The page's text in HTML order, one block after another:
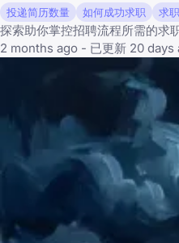
投递简历数量 如何成功求职 求
探索助你掌控招聘流程所需的求
2 months ago - 已更新 20 days